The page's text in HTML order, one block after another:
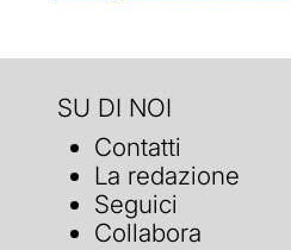
SU DI NOI
Contatti
La redazione
Seguici
Collabora